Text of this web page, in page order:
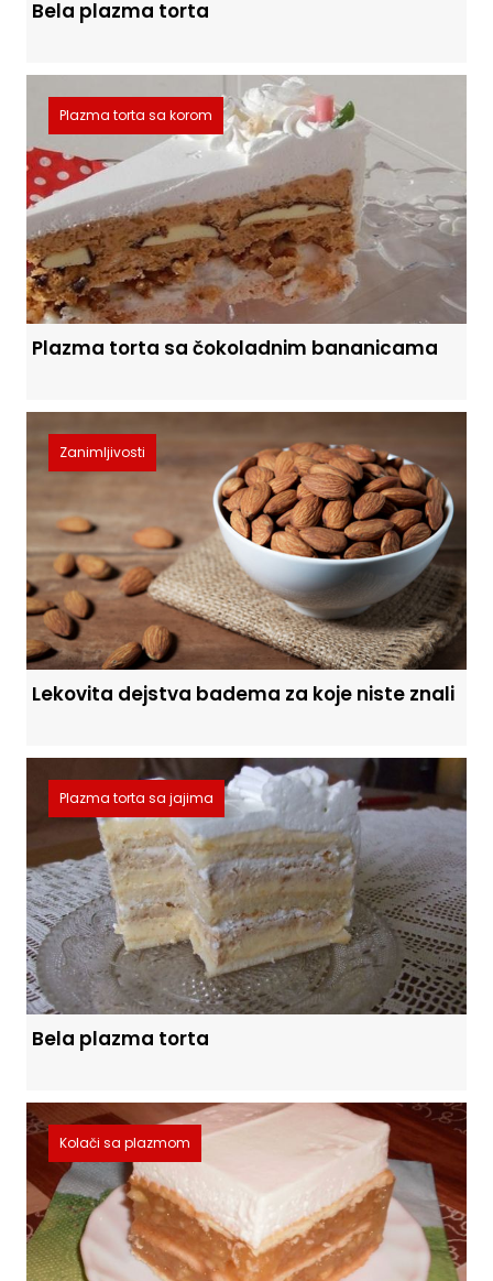
Bela plazma torta
Plazma torta sa korom
Plazma torta sa čokoladnim bananicama
Zanimljivosti
Lekovita dejstva badema za koje niste znali
Plazma torta sa jajima
Bela plazma torta
Kolači sa plazmom